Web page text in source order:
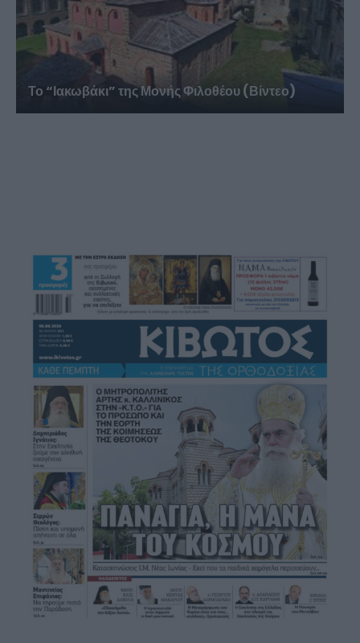
Το “Ιακωβάκι” της Μονής Φιλοθέου (Βίντεο)